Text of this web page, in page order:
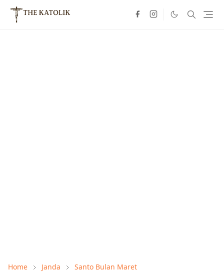
Home Janda Santo Bulan Maret